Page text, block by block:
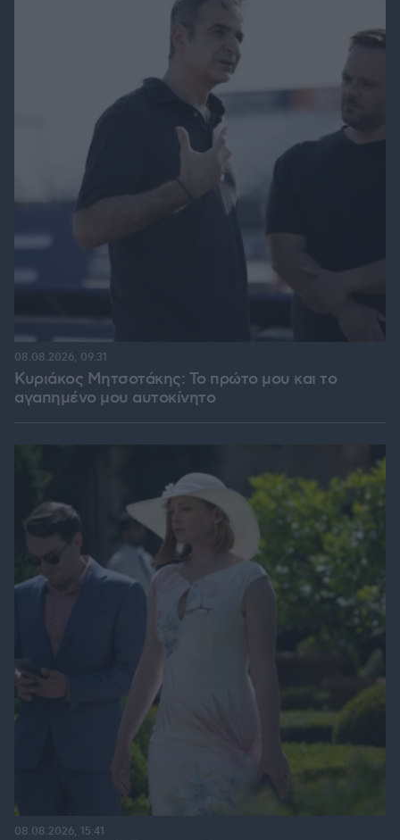
Κυριάκος Μητσοτάκης: Το πρώτο μου και το
αγαπημένο μου αυτοκίνητο
08.08.2026, 09:31
08.08.2026, 15:41